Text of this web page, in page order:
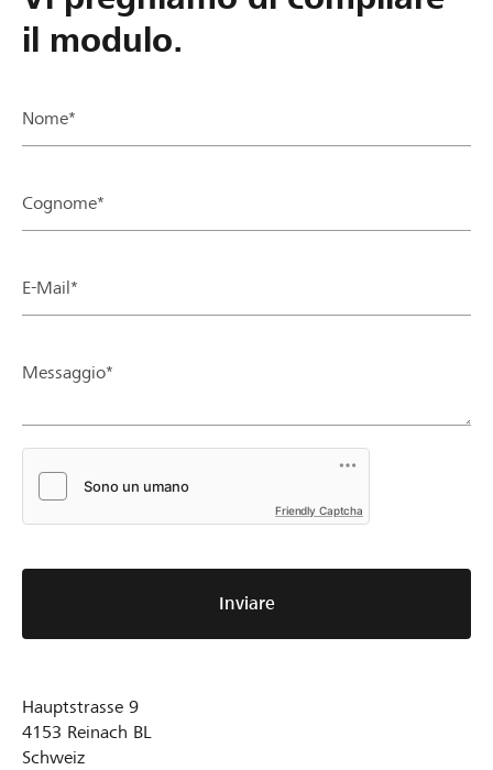
il modulo.
Nome*
Cognome*
E-Mail*
Messaggio*
Friendly Captcha
Inviare
Hauptstrasse 9
4153 Reinach BL
Schweiz